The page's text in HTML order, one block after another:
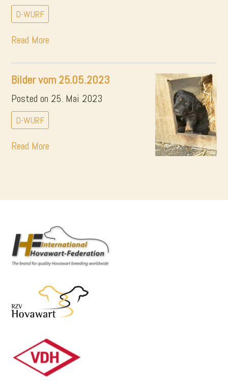
D-WURF
Read More
Bilder vom 25.05.2023
Posted on 25. Mai 2023
D-WURF
Read More